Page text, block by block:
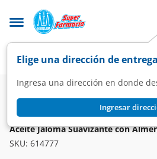
Elige una dirección de entrega
Ingresa una dirección en donde
Ingresar
Super Higiene y Belleza
Cremas Corporales
JALOMA
Aceite Jaloma Suavizante con
SKU: 614777